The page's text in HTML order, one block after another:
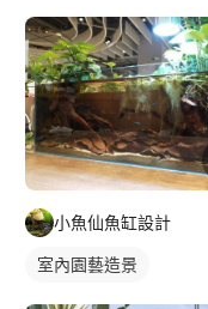
小魚仙魚缸設計
室內園藝造景